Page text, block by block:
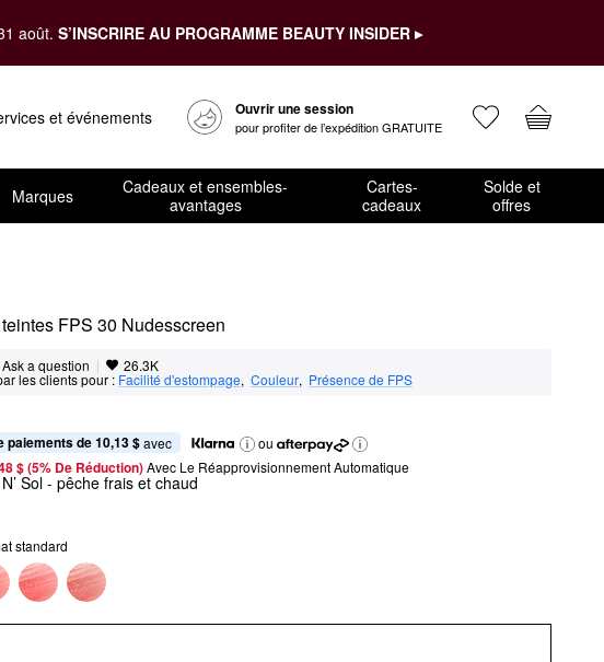
août. S’INSCRIRE AU PROGRAMME BEAUTY INSIDER ▸
et événements Ouvrir une session
pour profiter de l’expédition GRATUITE
Marques
Cadeaux et ensembles-
avantages
Cartes-
cadeaux
Solde et
offres
FPS 30 Nudesscreen
Ask a question | 26.3K
les clients pour : Facilité d'estompage, Couleur, Présence de FPS
paiements de 10,13 $ avec
ou
$ (5% De Réduction) Avec Le Réapprovisionnement Automatique
Sol- pêche frais et chaud
standard